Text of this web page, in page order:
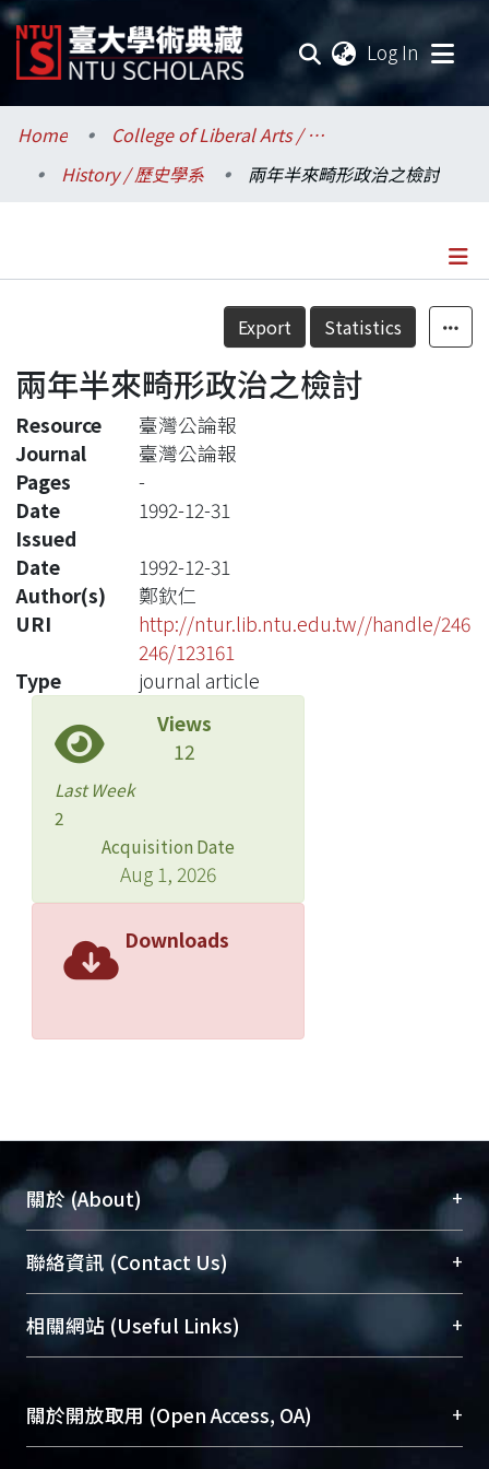
Log In
Communities & Collections
Research Outputs
Statistics
Home
College of Liberal Arts / 文學院
History / 歷史學系
兩年半來畸形政治之檢討
Details
Export Statistics
兩年半來畸形政治之檢討
Resource
臺灣公論報
Journal
臺灣公論報
Pages
-
Date
Issued
1992-12-31
Date
1992-12-31
Author(s)
鄭欽仁
URI
http://ntur.lib.ntu.edu.tw//handle/246
246/123161
Type
journal article
Views
12
Last Week
2
Acquisition Date
Aug 1, 2026
Downloads
關於 (About) +
臺大位居世界頂尖大學之列，為永久珍藏及向國際
展現本校豐碩的研究成果及學術能量，圖書館整合
機構典藏（NTUR）與學術庫（AH）不同功能平
台，成為臺大學術典藏NTU scholars。期能整合研
成果。
To permanently archive and promote researcher
聯絡資訊 (Contact Us) +
總館學科館員(Main Library)
醫學圖書館學科館員(Medical Library)
Sciences Library)
相關網站 (Useful Links) +
關於開放取用 (Open Access, OA) +